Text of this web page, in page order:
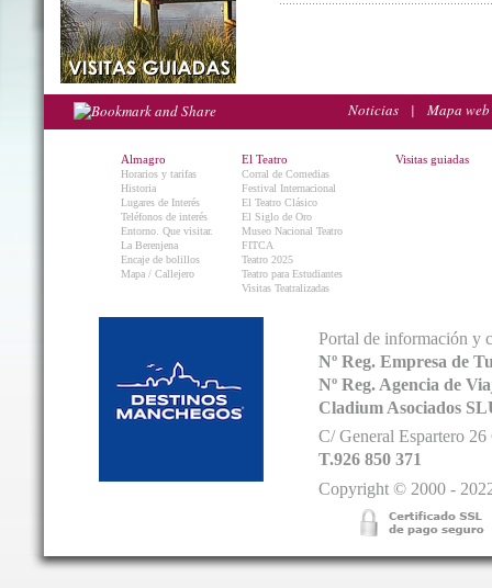
Noticias | Mapa web
Almagro
Horarios y tarifas
Historia
Lugares de Interés
Teléfonos de interés
Entorno. Que visitar.
La Berenjena
Encaje de bolillos
Mapa / Callejero
El Teatro
Corral de Comedias
Festival Internacional
El Teatro Clásico
El Siglo de Oro
Museo Nacional Teatro
FITCA
Teatro 2025
Teatro para Estudiantes
Visitas Teatralizadas
Visitas guiadas
Portal de información y
Nº Reg. Empresa de
Nº Reg. Agencia de
Cladium Asociados
C/ General Espartero
T.926 850 371
Copyright © 2000 -